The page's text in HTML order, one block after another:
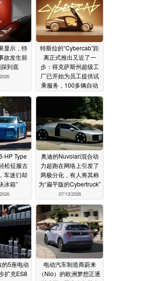
显示，特
故发生前
到底
特斯拉的“Cybercab”距
离正式推出又近了一
步：得克萨斯州超级工
厂已开始为员工提供试
乘服务，100多辆自动
HP Type
松征服古
车迷们却
冰箱”
奥迪的Nuvolari混合动
力超跑在网络上引发了
两极分化，有人将其称
为“扁平版的Cybertruck”
07/13/2026
5座电动
扩充ES8
电动汽车制造商蔚来
（Nio）的欧洲梦想正逐